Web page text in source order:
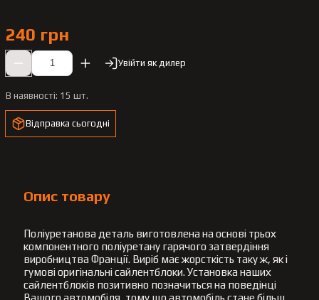
240 грн
Увійти як дилер
В наявності: 15 шт.
Відправка сьогодні
Опис товару
Поліуретанова деталь виготовлена на основі трьох
компонентного поліуретану гарячого затвердіння
виробництва Франції. Виріб має жорсткість таку ж, як і
гумові оригінальні сайлентблоки. Установка наших
сайлентблоків позитивно позначиться на поведінці
Вашого автомобіля, тому що автомобіль стане більш